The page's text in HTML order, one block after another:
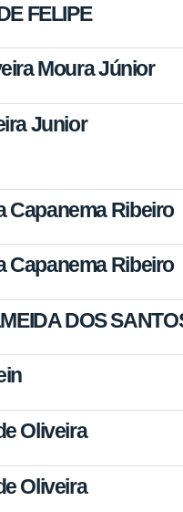
FELIPE
Moura Júnior
Junior
Capanema Ribeiro
Capanema Ribeiro
DOS
Oliveira
Oliveira